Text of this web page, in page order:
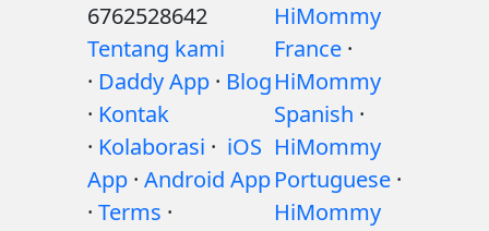
6762528642
Tentang kami
· Daddy App · Blog
· Kontak
· Kolaborasi · iOS
App · Android App
· Terms ·
HiMommy
France ·
HiMommy
Spanish ·
HiMommy
Portuguese ·
HiMommy